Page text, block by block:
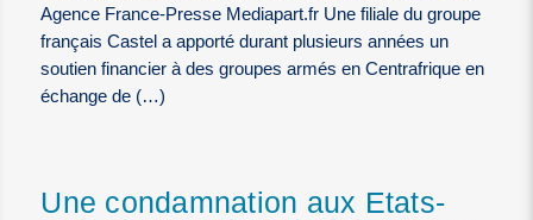
Agence France-Presse Mediapart.fr Une filiale du groupe
français Castel a apporté durant plusieurs années un
soutien financier à des groupes armés en Centrafrique en
échange de (…)
Une condamnation aux Etats-